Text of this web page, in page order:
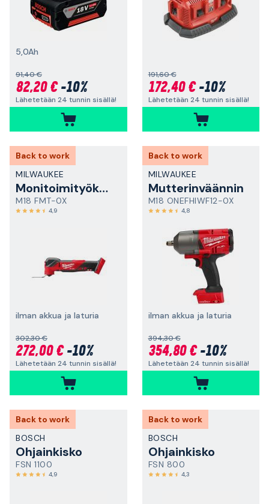
5,0Ah
91,40 €
82,20 €-10%
Lähetetään 24 tunnin sisällä!
191,60 €
172,40 €-10%
Lähetetään 24 tunnin sisällä!
Back to work
MILWAUKEE
Monitoimityökalu
M18 FMT-0X
4,9
ilman akkua ja laturia
302,30 €
272,00 €-10%
Lähetetään 24 tunnin sisällä!
Back to work
MILWAUKEE
Mutterinväännin
M18 ONEFHIWF12-0X
4,8
ilman akkua ja laturia
394,30 €
354,80 €-10%
Lähetetään 24 tunnin sisällä!
Back to work
BOSCH
Ohjainkisko
FSN 1100
4,9
Back to work
BOSCH
Ohjainkisko
FSN 800
4,3